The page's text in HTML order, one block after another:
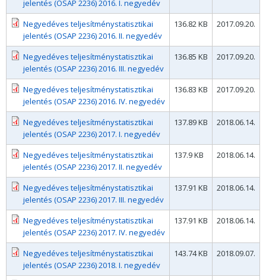
jelentés (OSAP 2236) 2016. I. negyedév
Negyedéves teljesítménystatisztikai
jelentés (OSAP 2236) 2016. II. negyedév
136.82 KB 2017.09.20.
Negyedéves teljesítménystatisztikai
jelentés (OSAP 2236) 2016. III. negyedév
136.85 KB 2017.09.20.
Negyedéves teljesítménystatisztikai
jelentés (OSAP 2236) 2016. IV. negyedév
136.83 KB 2017.09.20.
Negyedéves teljesítménystatisztikai
jelentés (OSAP 2236) 2017. I. negyedév
137.89 KB 2018.06.14.
Negyedéves teljesítménystatisztikai
jelentés (OSAP 2236) 2017. II. negyedév
137.9 KB 2018.06.14.
Negyedéves teljesítménystatisztikai
jelentés (OSAP 2236) 2017. III. negyedév
137.91 KB 2018.06.14.
Negyedéves teljesítménystatisztikai
jelentés (OSAP 2236) 2017. IV. negyedév
137.91 KB 2018.06.14.
Negyedéves teljesítménystatisztikai
jelentés (OSAP 2236) 2018. I. negyedév
143.74 KB 2018.09.07.